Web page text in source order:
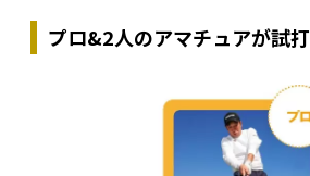
プロ&2人のアマチュアが試打